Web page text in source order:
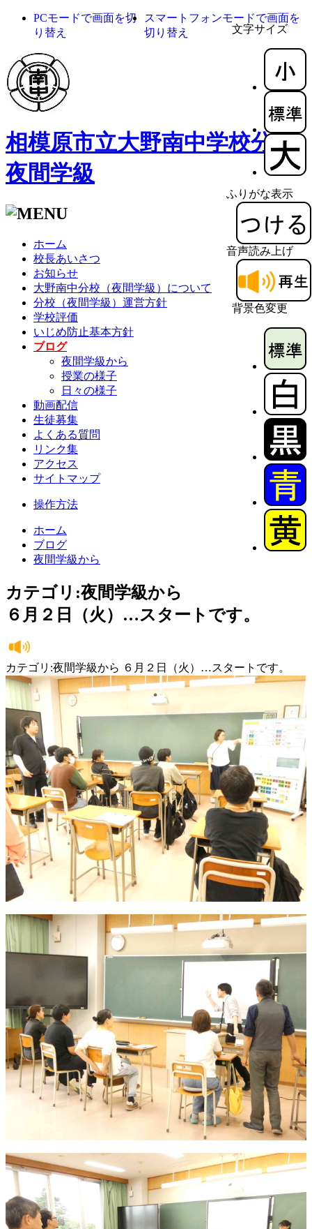
文字サイズ
ふりがな表示
音声読み上げ
背景色変更
PCモードで画面を切
り替え
スマートフォンモードで画面を
切り替え
相模原市立大野南中学校分校
夜間学級
ホーム
校長あいさつ
お知らせ
大野南中分校（夜間学級）について
分校（夜間学級）運営方針
学校評価
いじめ防止基本方針
ブログ
夜間学級から
授業の様子
日々の様子
動画配信
生徒募集
よくある質問
リンク集
アクセス
サイトマップ
操作方法
ホーム
ブログ
夜間学級から
カテゴリ:夜間学級から
６月２日（火）…スタートです。
カテゴリ:夜間学級から ６月２日（火）…スタートです。